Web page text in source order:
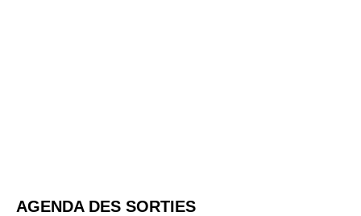
AGENDA DES SORTIES